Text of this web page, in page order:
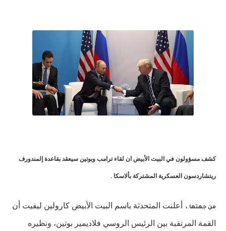
كشف مسؤولون في البيت الأبيض ان لقاء ترامب وبوتين سيعقد بقاعدة إلمندورف
ريتشاردسون العسكرية المشتركة بألاسكا .
من جهتها ، أعلنت المتحدثة باسم البيت الأبيض كارولين ليفيت أن
القمة المرتقبة بين الرئيس الروسي فلاديمير بوتين، ونظيره